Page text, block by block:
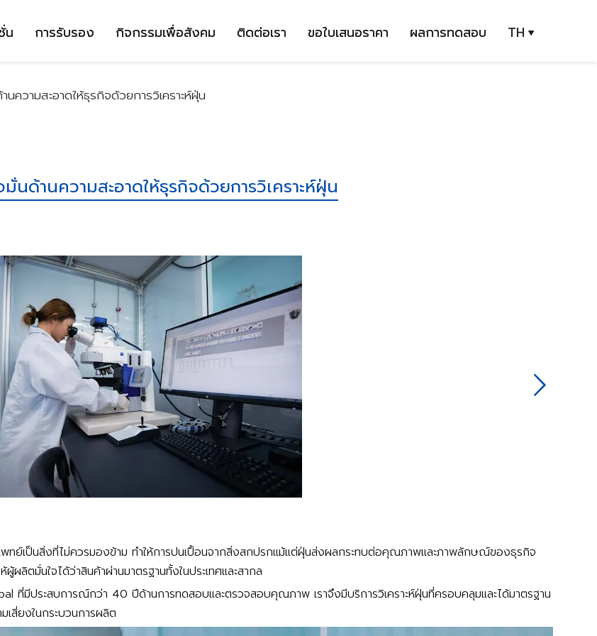
น การรับรอง กิจกรรมเพื่อสังคม ติดต่อเรา ขอใบเสนอราคา ผลการทดสอบ TH
นความสะอาดให้ธุรกิจด้วยการวิเคราะห์ฝุ่น
มั่นด้านความสะอาดให้ธุรกิจด้วยการวิเคราะห์ฝุ่น
ย์เป็นสิ่งที่ไม่ควรมองข้าม ทำให้การปนเปื้อนจากสิ่งสกปรกแม้แต่ฝุ่นส่งผลกระทบต่อคุณภาพและภาพลักษณ์ของธุรกิจ
ตมั่นใจได้ว่าสินค้าผ่านมาตรฐานทั้งในประเทศและสากล
ที่มีประสบการณ์กว่า 40 ปีด้านการทดสอบและตรวจสอบคุณภาพ เราจึงมีบริการวิเคราะห์ฝุ่นที่ครอบคลุมและได้มาตรฐาน
สี่ยงในกระบวนการผลิต